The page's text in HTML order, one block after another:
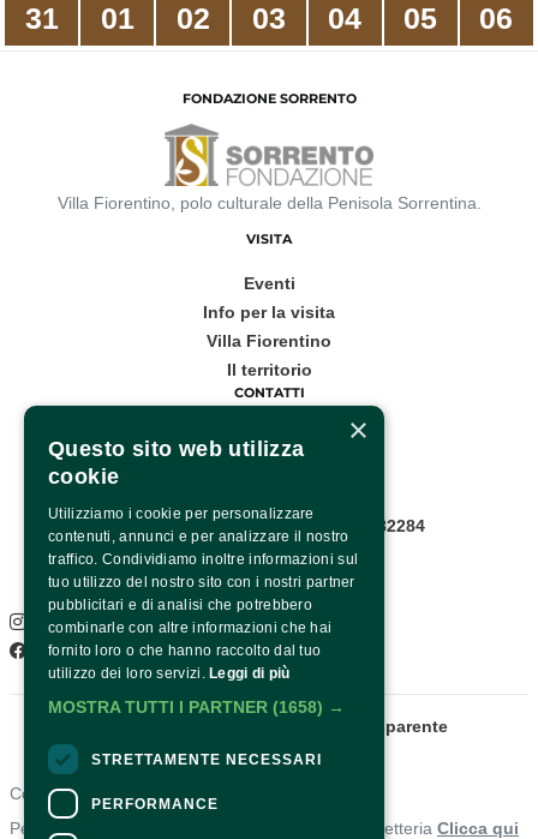
31 01 02 03 04 05 06
FONDAZIONE SORRENTO
Villa Fiorentino, polo culturale della Penisola Sorrentina.
VISITA
Eventi
Info per la visita
Villa Fiorentino
Il territorio
CONTATTI
Corso Italia, 53
Infopoint WhatsApp: +39 081 8782284
Pagina contatti
SOCIAL
Instagram
Facebook
Amministrazione trasparente
Contatti
Per informazioni e supporto all'acquisto della biglietteria Clicca qui
×
Questo sito web utilizza
cookie
Utilizziamo i cookie per personalizzare
contenuti, annunci e per analizzare il nostro
traffico. Condividiamo inoltre informazioni sul
tuo utilizzo del nostro sito con i nostri partner
pubblicitari e di analisi che potrebbero
combinarle con altre informazioni che hai
fornito loro o che hanno raccolto dal tuo
utilizzo dei loro servizi. Leggi di più
MOSTRA TUTTI I PARTNER (1658) →
STRETTAMENTE NECESSARI
PERFORMANCE